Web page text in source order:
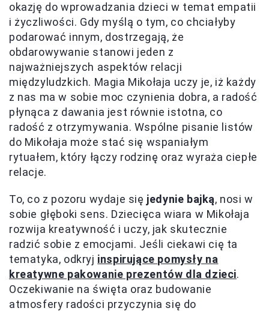
okazję do wprowadzania dzieci w temat empatii
i życzliwości. Gdy myślą o tym, co chciałyby
podarować innym, dostrzegają, że
obdarowywanie stanowi jeden z
najważniejszych aspektów relacji
międzyludzkich. Magia Mikołaja uczy je, iż każdy
z nas ma w sobie moc czynienia dobra, a radość
płynąca z dawania jest równie istotna, co
radość z otrzymywania. Wspólne pisanie listów
do Mikołaja może stać się wspaniałym
rytuałem, który łączy rodzinę oraz wyraża ciepłe
relacje.
To, co z pozoru wydaje się jedynie bajką, nosi w
sobie głęboki sens. Dziecięca wiara w Mikołaja
rozwija kreatywność i uczy, jak skutecznie
radzić sobie z emocjami. Jeśli ciekawi cię ta
tematyka, odkryj inspirujące pomysły na
kreatywne pakowanie prezentów dla dzieci.
Oczekiwanie na święta oraz budowanie
atmosfery radości przyczynia się do